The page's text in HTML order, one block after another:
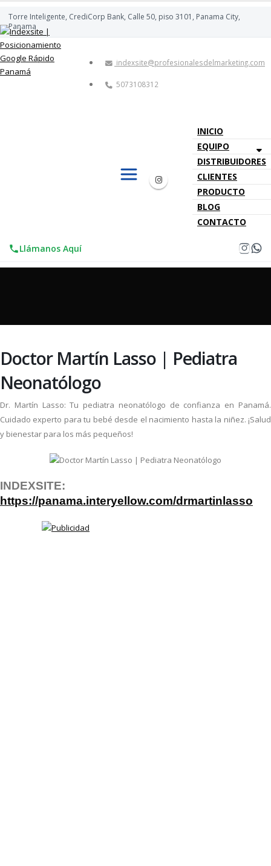
Torre Inteligente, CrediCorp Bank, Calle 50, piso 3101, Panama City,
Panama
indexsite@profesionalesdelmarketing.com
5073108312
INICIO
EQUIPO
DISTRIBUIDORES
CLIENTES
PRODUCTO
BLOG
CONTACTO
Llámanos Aquí
Doctor Martín Lasso | Pediatra
Neonatólogo
Dr. Martín Lasso: Tu pediatra neonatólogo de confianza en Panamá.
Cuidado experto para tu bebé desde el nacimiento hasta la niñez. ¡Salud
y bienestar para los más pequeños!
INDEXSITE:
https://panama.interyellow.com/drmartinlasso